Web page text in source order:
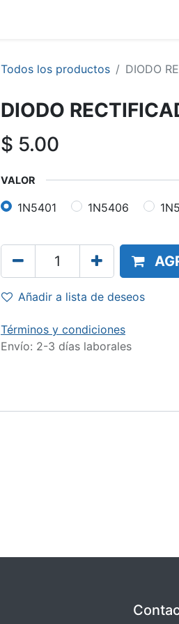
Todos los productos DIODO
DIODO
$ 5.00
VALOR
1N5401 1N5406
Añadir a lista de deseos
Términos y condiciones
Envío: 2-3 días laborales